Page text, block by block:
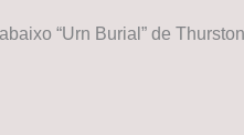
“Urn Burial” de